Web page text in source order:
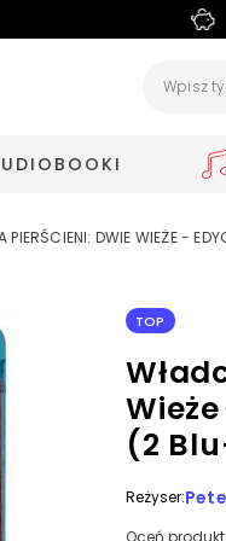
PIERŚCIENI: DWIE WIEŻE -
TOP
(2
Reżyser:
Oceń produkt